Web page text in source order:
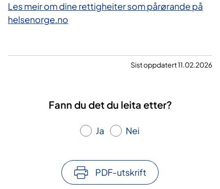
Les meir om dine rettigheiter som pårørande på
helsenorge.no
Sist oppdatert 11.02.2026
Fann du det du leita etter?
Ja Nei
PDF-utskrift